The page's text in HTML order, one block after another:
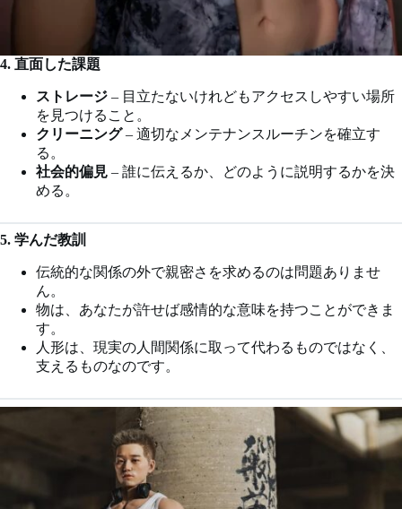
4. 直面した課題
ストレージ – 目立たないけれどもアクセスしやすい場所
を見つけること。
クリーニング– 適切なメンテナンスルーチンを確立す
る。
社会的偏見 – 誰に伝えるか、どのように説明するかを決
める。
5. 学んだ教訓
伝統的な関係の外で親密さを求めるのは問題ありませ
ん。
物は、あなたが許せば感情的な意味を持つことができま
す。
人形は、現実の人間関係に取って代わるものではなく、
支えるものなのです。